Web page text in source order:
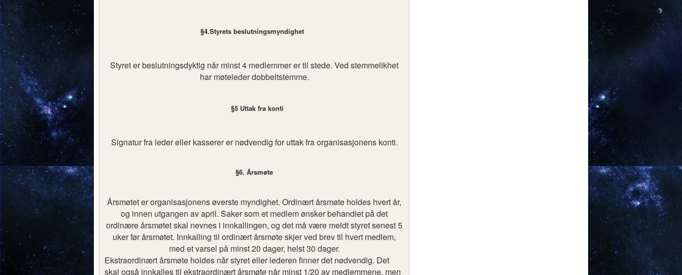
§4.Styrets beslutningsmyndighet
Styret er beslutningsdyktig når minst 4 medlemmer er til stede. Ved stemmelikhet
har møteleder dobbeltstemme.
§5 Uttak fra konti
Signatur fra leder eller kasserer er nødvendig for uttak fra organisasjonens konti.
§6. Årsmøte
Årsmøtet er organisasjonens øverste myndighet. Ordinært årsmøte holdes hvert år,
og innen utgangen av april. Saker som et medlem ønsker behandlet på det
ordinære årsmøtet skal nevnes i innkallingen, og det må være meldt styret senest 5
uker før årsmøtet. Innkalling til ordinært årsmøte skjer ved brev til hvert medlem,
med et varsel på minst 20 dager, helst 30 dager.
Ekstraordinært årsmøte holdes når styret eller lederen finner det nødvendig. Det
skal også innkalles til ekstraordinært årsmøte når minst 1/20 av medlemmene, men